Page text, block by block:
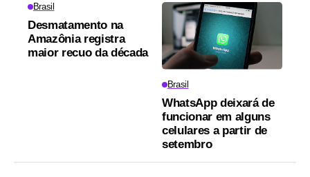
Brasil
Desmatamento na
Amazônia registra
maior recuo da década
Brasil
WhatsApp deixará de
funcionar em alguns
celulares a partir de
setembro